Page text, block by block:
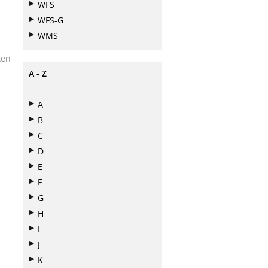
WFS
WFS-G
WMS
A - Z
A
B
C
D
E
F
G
H
I
J
K